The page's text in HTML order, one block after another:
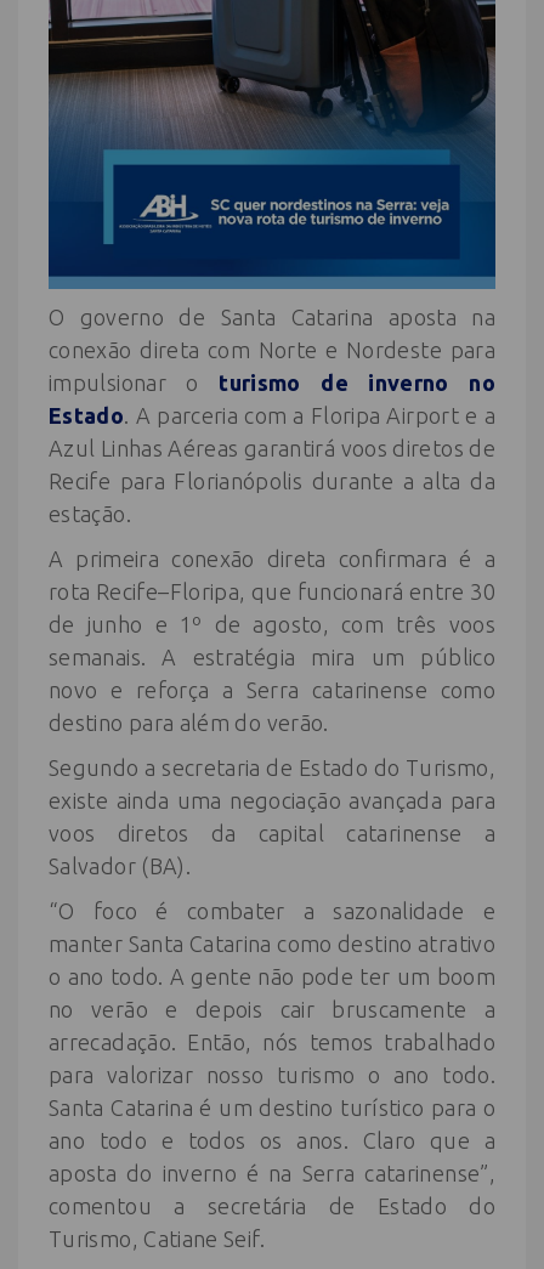
O governo de Santa Catarina aposta na
conexão direta com Norte e Nordeste para
impulsionar o turismo de inverno no
Estado . A parceria com a Floripa Airport e a
Azul Linhas Aéreas garantirá voos diretos de
Recife para Florianópolis durante a alta da
estação.
A primeira conexão direta confirmara é a
rota Recife–Floripa, que funcionará entre 30
de junho e 1º de agosto, com três voos
semanais. A estratégia mira um público
novo e reforça a Serra catarinense como
destino para além do verão.
Segundo a secretaria de Estado do Turismo,
existe ainda uma negociação avançada para
voos diretos da capital catarinense a
Salvador (BA).
“O foco é combater a sazonalidade e
manter Santa Catarina como destino atrativo
o ano todo. A gente não pode ter um boom
no verão e depois cair bruscamente a
arrecadação. Então, nós temos trabalhado
para valorizar nosso turismo o ano todo.
Santa Catarina é um destino turístico para o
ano todo e todos os anos. Claro que a
aposta do inverno é na Serra catarinense”,
comentou a secretária de Estado do
Turismo, Catiane Seif.